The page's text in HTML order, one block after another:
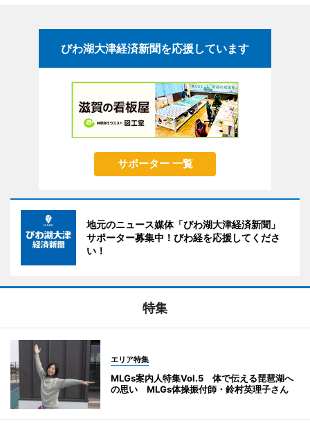
びわ湖大津経済新聞を応援しています
サポーター 一覧
地元のニュース媒体「びわ湖大津経済新聞」
サポーター募集中！びわ経を応援してくださ
い！
特集
エリア特集
MLGs案内人特集Vol.5 体で伝える琵琶湖へ
の思い MLGs体操振付師・鈴村英理子さん